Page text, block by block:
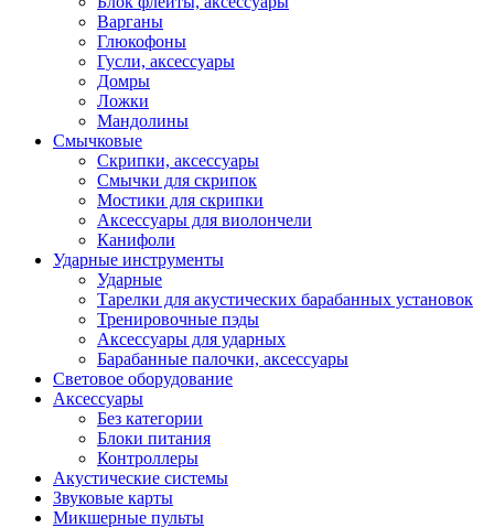
Варганы
Глюкофоны
Гусли, аксессуары
Домры
Ложки
Мандолины
Смычковые
Скрипки, аксессуары
Смычки для скрипок
Мостики для скрипки
Аксессуары для виолончели
Канифоли
Ударные инструменты
Ударные
Тарелки для акустических барабанных установок
Тренировочные пэды
Аксессуары для ударных
Барабанные палочки, аксессуары
Световое оборудование
Аксессуары
Без категории
Блоки питания
Контроллеры
Акустические системы
Звуковые карты
Микшерные пульты